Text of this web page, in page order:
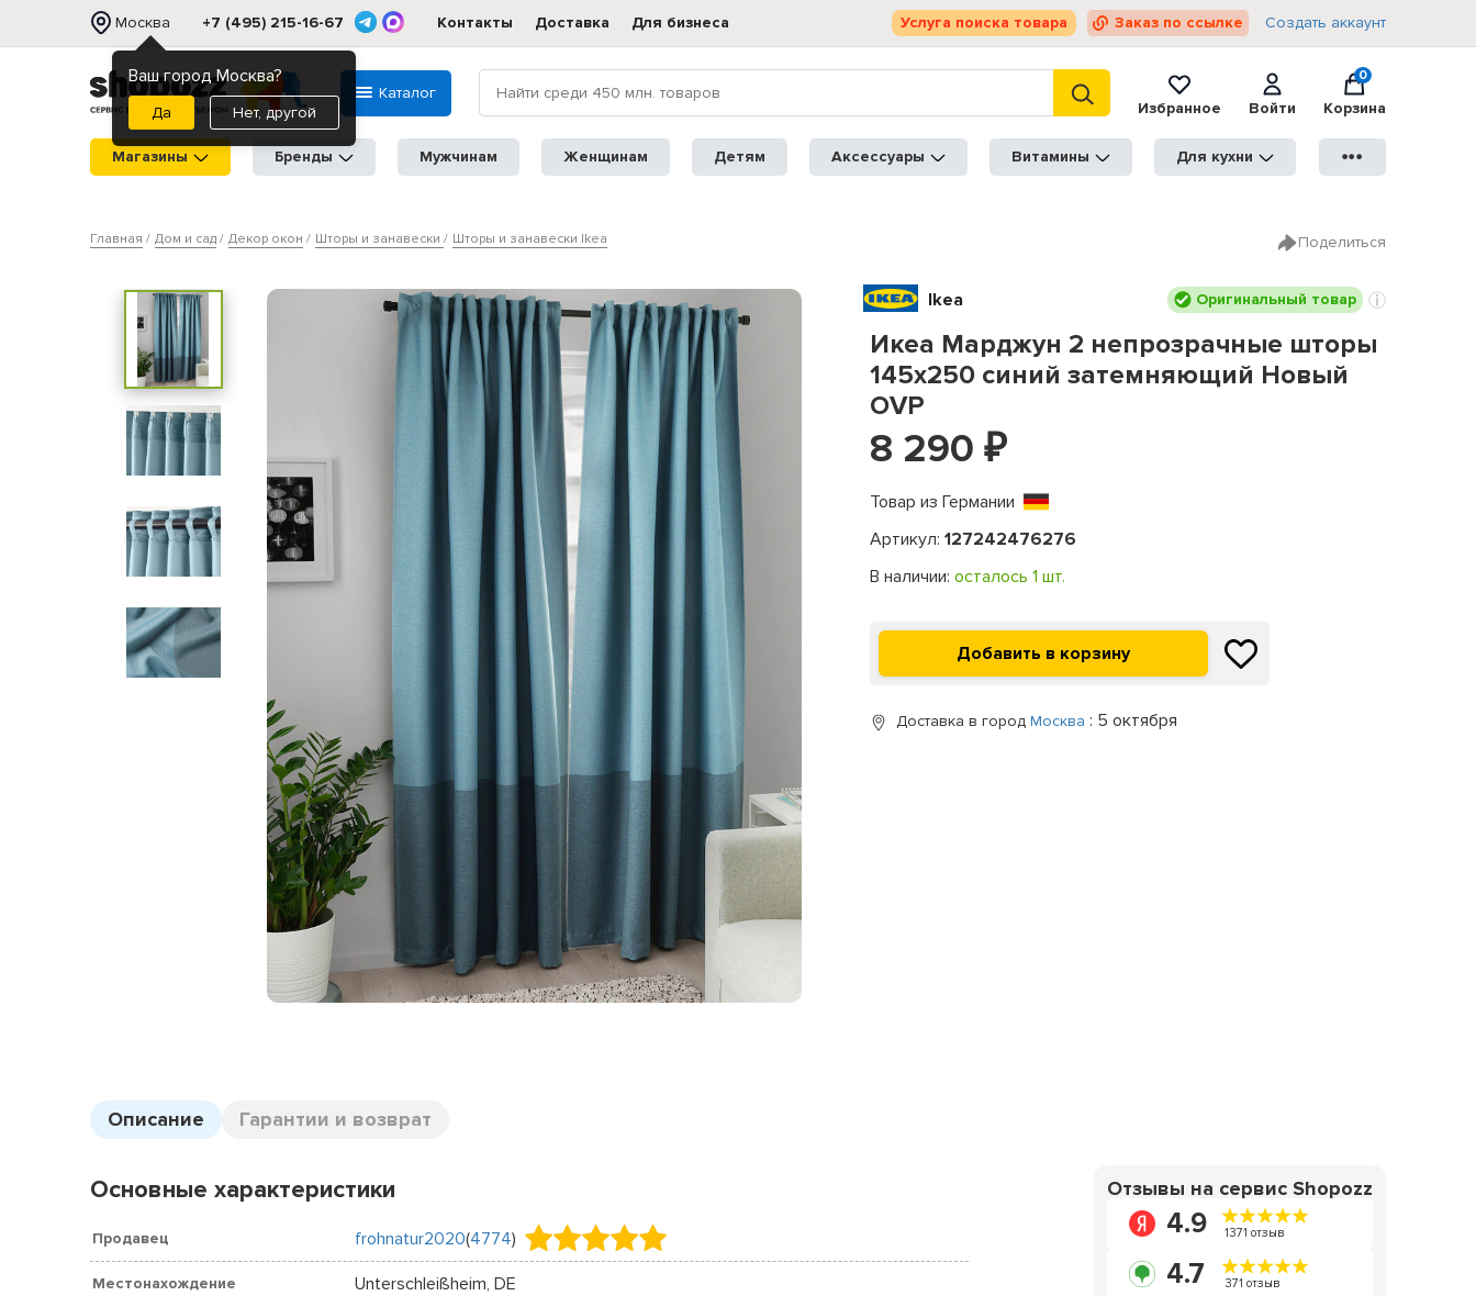
Москва
Ваш город Москва?
Нет, другой
+7 (495) 215-16-67 Контакты Доставка Для бизнеса Услуга поиска товара Заказ по ссылке Создать аккаунт
Каталог
Избранное
Войти
0
Корзина
Магазины Бренды Мужчинам Женщинам Детям Аксессуары Витамины Для кухни ●●●
Главная Дом и сад Декор окон Шторы и занавески Шторы и занавески Ikea Поделиться
Ikea Оригинальный товар
Икеа Марджун 2 непрозрачные шторы
145x250 синий затемняющий Новый
OVP
8 290 ₽
Товар из Германии
Артикул: 127242476276
В наличии: осталось 1 шт.
Доставка в город Москва : 5 октября
Описание Гарантии и возврат
Основные характеристики
Продавец frohnatur2020(4774)
Местонахождение Unterschleißheim, DE
Отзывы на сервис Shopozz
4.9 1371 отзыв
4.7 371 отзыв